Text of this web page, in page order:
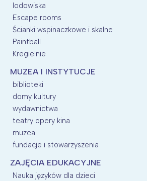
lodowiska
Escape rooms
Ścianki wspinaczkowe i skalne
Paintball
Kregielnie
MUZEA I INSTYTUCJE
biblioteki
domy kultury
wydawnictwa
teatry opery kina
muzea
fundacje i stowarzyszenia
ZAJĘCIA EDUKACYJNE
Nauka języków dla dzieci